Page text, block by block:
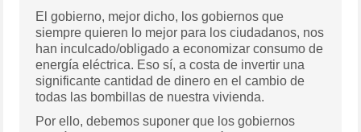
El gobierno, mejor dicho, los gobiernos que
siempre quieren lo mejor para los ciudadanos, nos
han inculcado/obligado a economizar consumo de
energía eléctrica. Eso sí, a costa de invertir una
significante cantidad de dinero en el cambio de
todas las bombillas de nuestra vivienda.
Por ello, debemos suponer que los gobiernos